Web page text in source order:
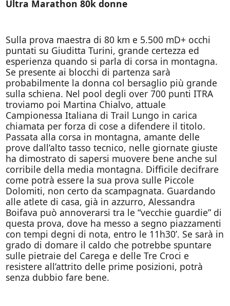
Ultra Marathon 80k donne
Sulla prova maestra di 80 km e 5.500 mD+ occhi
puntati su Giuditta Turini, grande certezza ed
esperienza quando si parla di corsa in montagna.
Se presente ai blocchi di partenza sarà
probabilmente la donna col bersaglio più grande
sulla schiena. Nel pool degli over 700 punti ITRA
troviamo poi Martina Chialvo, attuale
Campionessa Italiana di Trail Lungo in carica
chiamata per forza di cose a difendere il titolo.
Passata alla corsa in montagna, amante delle
prove dall’alto tasso tecnico, nelle giornate giuste
ha dimostrato di sapersi muovere bene anche sul
corribile della media montagna. Difficile decifrare
come potrà essere la sua prova sulle Piccole
Dolomiti, non certo da scampagnata. Guardando
alle atlete di casa, già in azzurro, Alessandra
Boifava può annoverarsi tra le “vecchie guardie” di
questa prova, dove ha messo a segno piazzamenti
con tempi degni di nota, entro le 11h30’. Se sarà in
grado di domare il caldo che potrebbe spuntare
sulle pietraie del Carega e delle Tre Croci e
resistere all’attrito delle prime posizioni, potrà
senza dubbio fare bene.